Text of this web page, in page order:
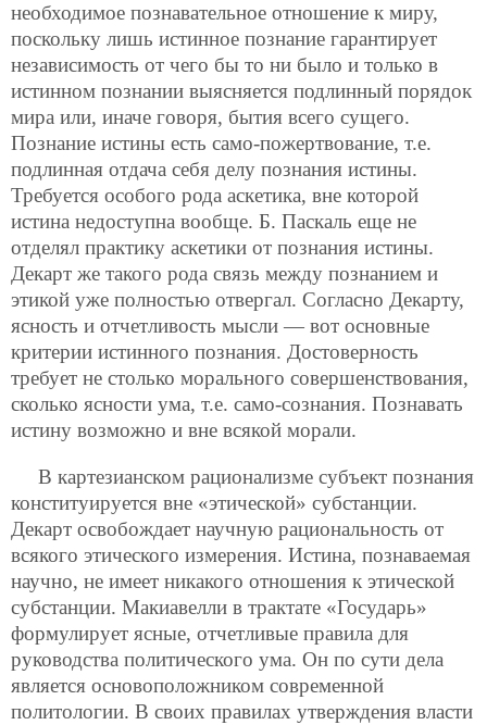
необходимое познавательное отношение к миру,
поскольку лишь истинное познание гарантирует
независимость от чего бы то ни было и только в
истинном познании выясняется подлинный порядок
мира или, иначе говоря, бытия всего сущего.
Познание истины есть само-пожертвование, т.е.
подлинная отдача себя делу познания истины.
Требуется особого рода аскетика, вне которой
истина недоступна вообще. Б. Паскаль еще не
отделял практику аскетики от познания истины.
Декарт же такого рода связь между познанием и
этикой уже полностью отвергал. Согласно Декарту,
ясность и отчетливость мысли — вот основные
критерии истинного познания. Достоверность
требует не столько морального совершенствования,
сколько ясности ума, т.е. само-сознания. Познавать
истину возможно и вне всякой морали.
В картезианском рационализме субъект познания
конституируется вне «этической» субстанции.
Декарт освобождает научную рациональность от
всякого этического измерения. Истина, познаваемая
научно, не имеет никакого отношения к этической
субстанции. Макиавелли в трактате «Государь»
формулирует ясные, отчетливые правила для
руководства политического ума. Он по сути дела
является основоположником современной
политологии. В своих правилах утверждения власти